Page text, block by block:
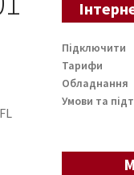
Підключити
Тарифи
Обладнання
Умови та